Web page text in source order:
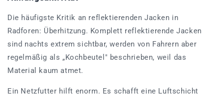
Die häufigste Kritik an reflektierenden Jacken in
Radforen: Überhitzung. Komplett reflektierende Jacken
sind nachts extrem sichtbar, werden von Fahrern aber
regelmäßig als „Kochbeutel" beschrieben, weil das
Material kaum atmet.
Ein Netzfutter hilft enorm. Es schafft eine Luftschicht